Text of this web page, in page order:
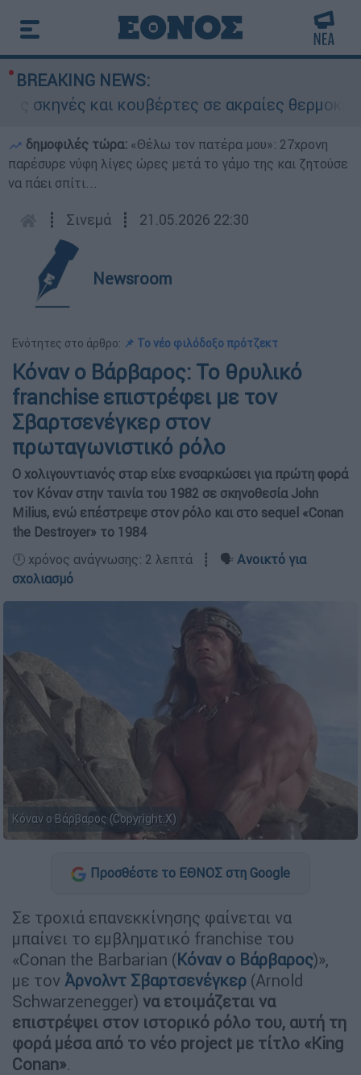
BREAKING NEWS:
και κουβέρτες σε ακραίες
δημοφιλές τώρα: «Θέλω τον πατέρα μου»: 27χρονη
παρέσυρε νύφη λίγες ώρες μετά το γάμο της και ζητούσε
να πάει σπίτι...
┋ Σινεμά ┋ 21.05.2026 22:30
Newsroom
Ενότητες στο άρθρο: 📌 Το νέο φιλόδοξο πρότζεκτ
Κόναν ο Βάρβαρος: Το θρυλικό
franchise επιστρέφει με τον
Σβαρτσενέγκερ στον
πρωταγωνιστικό ρόλο
Ο χολιγουντιανός σταρ είχε ενσαρκώσει για πρώτη φορά
τον Κόναν στην ταινία του 1982 σε σκηνοθεσία John
Milius, ενώ επέστρεψε στον ρόλο και στο sequel «Conan
the Destroyer» το 1984
🕛 χρόνος ανάγνωσης: 2 λεπτά ┋ 🗣️ Ανοικτό για
σχολιασμό
Κόναν ο Βάρβαρος (Copyright:X)
Προσθέστε το ΕΘΝΟΣ στη Google
Σε τροχιά επανεκκίνησης φαίνεται να
μπαίνει το εμβληματικό franchise του
«Conan the Barbarian (Κόναν ο Βάρβαρος)»,
με τον Άρνολντ Σβαρτσενέγκερ (Arnold
Schwarzenegger) να ετοιμάζεται να
επιστρέψει στον ιστορικό ρόλο του, αυτή τη
φορά μέσα από το νέο project με τίτλο «King
Conan».